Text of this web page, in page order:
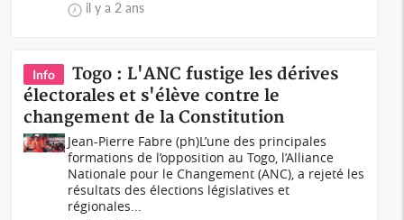
il y a 2 ans
Info
Togo : L'ANC fustige les dérives
électorales et s'élève contre le
changement de la Constitution
Jean-Pierre Fabre (ph)L’une des principales
formations de l’opposition au Togo, l’Alliance
Nationale pour le Changement (ANC), a rejeté les
résultats des élections législatives et
régionales...